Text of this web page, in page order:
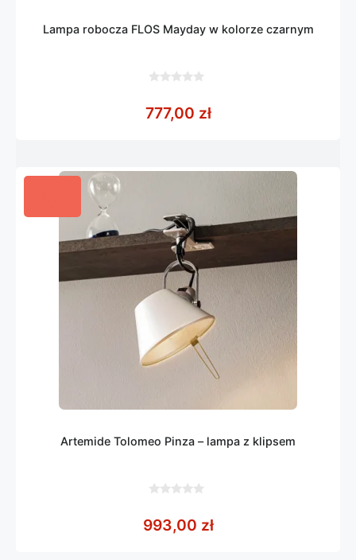
Lampa robocza FLOS Mayday w kolorze czarnym
5
777,00 zł
Artemide Tolomeo Pinza – lampa z klipsem
5
993,00 zł